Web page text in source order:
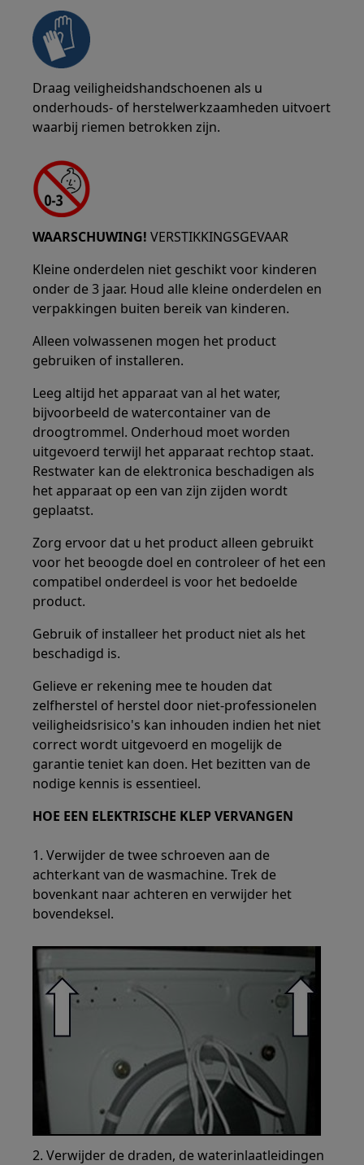
Draag veiligheidshandschoenen als u
onderhouds- of herstelwerkzaamheden uitvoert
waarbij riemen betrokken zijn.
WAARSCHUWING! VERSTIKKINGSGEVAAR
Kleine onderdelen niet geschikt voor kinderen
onder de 3 jaar. Houd alle kleine onderdelen en
verpakkingen buiten bereik van kinderen.
Alleen volwassenen mogen het product
gebruiken of installeren.
Leeg altijd het apparaat van al het water,
bijvoorbeeld de watercontainer van de
droogtrommel. Onderhoud moet worden
uitgevoerd terwijl het apparaat rechtop staat.
Restwater kan de elektronica beschadigen als
het apparaat op een van zijn zijden wordt
geplaatst.
Zorg ervoor dat u het product alleen gebruikt
voor het beoogde doel en controleer of het een
compatibel onderdeel is voor het bedoelde
product.
Gebruik of installeer het product niet als het
beschadigd is.
Gelieve er rekening mee te houden dat
zelfherstel of herstel door niet-professionelen
veiligheidsrisico's kan inhouden indien het niet
correct wordt uitgevoerd en mogelijk de
garantie teniet kan doen. Het bezitten van de
nodige kennis is essentieel.
HOE EEN ELEKTRISCHE KLEP VERVANGEN
1. Verwijder de twee schroeven aan de
achterkant van de wasmachine. Trek de
bovenkant naar achteren en verwijder het
bovendeksel.
2. Verwijder de draden, de waterinlaatleidingen